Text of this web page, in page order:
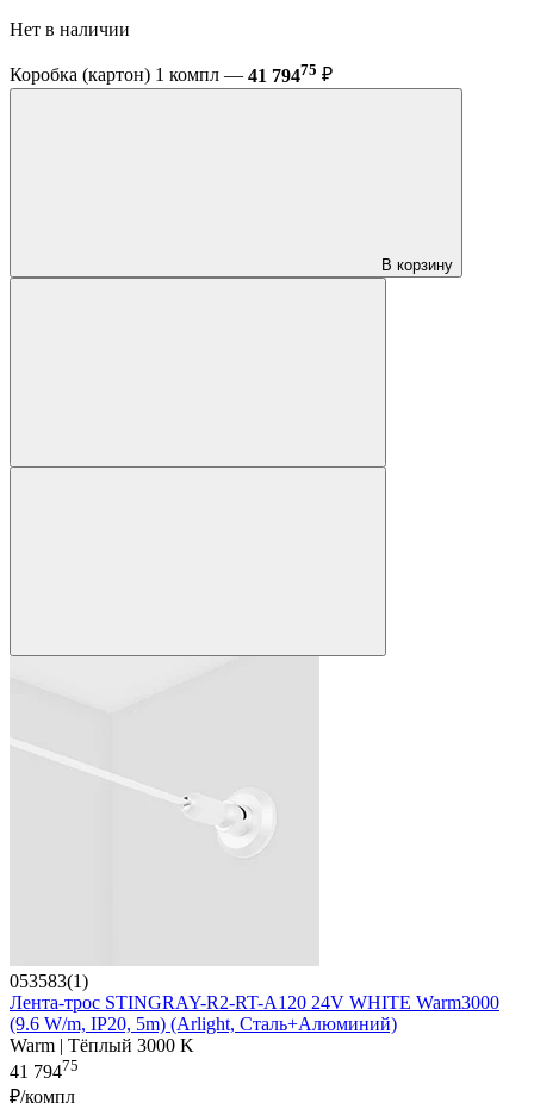
Нет в наличии
Коробка (картон) 1 компл — 41 79475 ₽
В корзину
053583(1)
Лента-трос STINGRAY-R2-RT-A120 24V WHITE Warm3000
(9.6 W/m, IP20, 5m) (Arlight, Сталь+Алюминий)
Warm | Тёплый 3000 K
41 79475
₽/компл